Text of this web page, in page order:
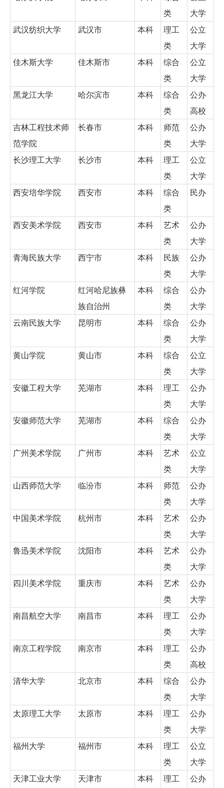
类
大学
武汉纺织大学
武汉市 本科
理工
类
公立
大学
佳木斯大学
佳木斯市 本科
综合
类
公立
大学
黑龙江大学
哈尔滨市 本科
综合
类
公办
高校
吉林工程技术师
范学院
长春市 本科
师范
类
公办
大学
长沙理工大学
长沙市 本科
理工
类
公立
大学
西安培华学院
西安市 本科
综合
类
民办
西安美术学院 西安市 本科
艺术
类
公办
大学
青海民族大学
西宁市 本科
民族
类
公办
大学
红河学院
红河哈尼族彝
族自治州
本科
综合
类
公办
大学
云南民族大学
昆明市 本科
综合
类
公办
大学
黄山学院
黄山市 本科
综合
类
公立
大学
安徽工程大学
芜湖市 本科
理工
类
公办
大学
安徽师范大学
芜湖市 本科
综合
类
公办
大学
广州美术学院
广州市 本科
艺术
类
公立
大学
山西师范大学
临汾市 本科
师范
类
公办
大学
中国美术学院
杭州市 本科
艺术
类
公办
大学
鲁迅美术学院
沈阳市 本科
艺术
类
公办
大学
四川美术学院
重庆市 本科
艺术
类
公办
大学
南昌航空大学
南昌市 本科
理工
类
公办
大学
南京工程学院
南京市 本科
理工
类
公办
高校
清华大学
北京市 本科
综合
类
公办
大学
太原理工大学
太原市 本科
理工
类
公办
大学
福州大学
福州市 本科
理工
类
公立
大学
天津工业大学
天津市 本科
理工
公办